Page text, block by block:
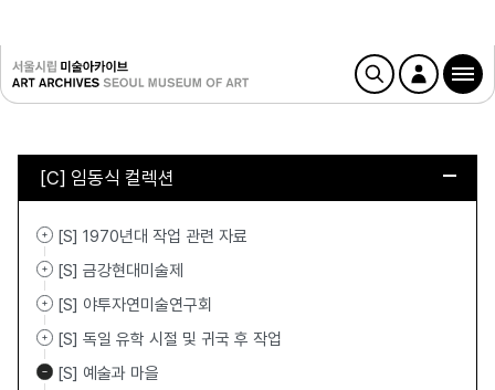
[C] 임동식 컬렉션
[S] 1970년대 작업 관련 자료
[S] 금강현대미술제
[S] 야투자연미술연구회
[S] 독일 유학 시절 및 귀국 후 작업
[S] 예술과 마을